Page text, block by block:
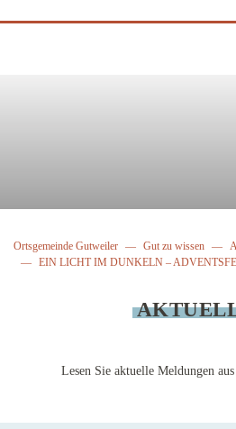
Ortsgemeinde Gutweiler Gut zu wissen
EIN LICHT IM DUNKELN –
Lesen Sie aktuelle Meldungen